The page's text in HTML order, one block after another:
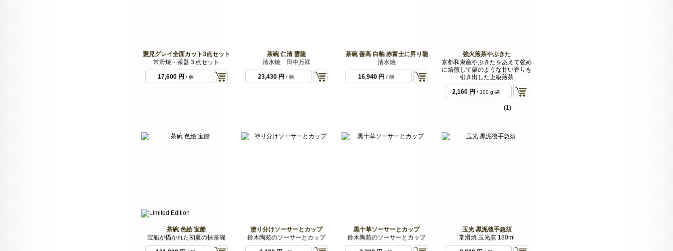
憲児グレイ全面カット3点セット
常滑焼・茶器３点セット
17,600 円 / 個
茶碗 仁清 雲龍
清水焼 田中万祥
23,430 円 / 個
茶碗 善高 白釉 赤富士に昇り龍
清水焼
16,940 円 / 個
強火煎茶やぶきた
京都和束産やぶきたをあえて強め
に焙煎して栗のような甘い香りを
引き出した上級煎茶
2,160 円 / 100 g 袋
(1)
茶碗 色絵 宝船
宝船が描かれた初夏の抹茶碗
塗り分けソーサーとカップ
鈴木陶苑のソーサーとカップ
黒十草ソーサーとカップ
鈴木陶苑のソーサーとカップ
玉光 黒泥後手急須
常滑焼 玉光窯 180ml